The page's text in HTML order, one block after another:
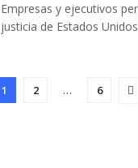
Empresas y ejecutivos
justicia de Estados
1 2 … 6